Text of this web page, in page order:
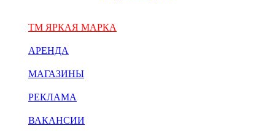
ТМ ЯРКАЯ МАРКА
АРЕНДА
МАГАЗИНЫ
РЕКЛАМА
ВАКАНСИИ